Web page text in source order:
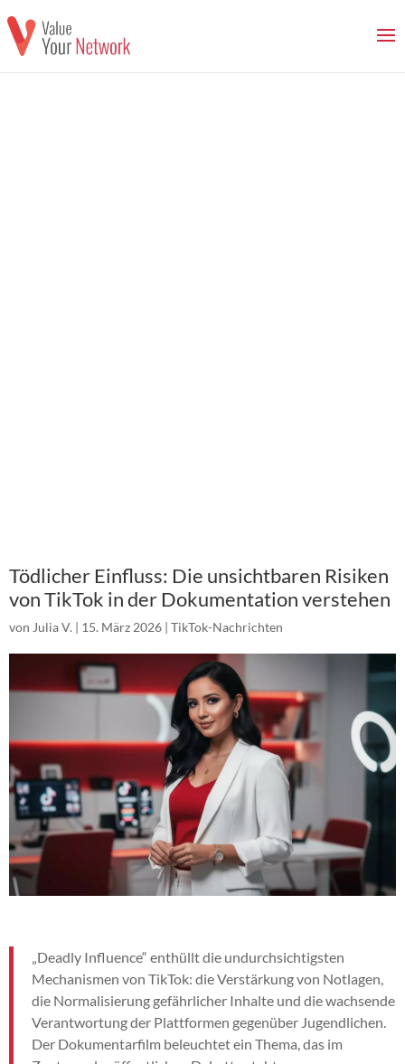
Tödlicher Einfluss: Die unsichtbaren Risiken
von TikTok in der Dokumentation verstehen
von Julia V. | 15. März 2026 | TikTok-Nachrichten
„Deadly Influence“ enthüllt die undurchsichtigsten
Mechanismen von TikTok: die Verstärkung von Notlagen,
die Normalisierung gefährlicher Inhalte und die wachsende
Verantwortung der Plattformen gegenüber Jugendlichen.
Der Dokumentarfilm beleuchtet ein Thema, das im